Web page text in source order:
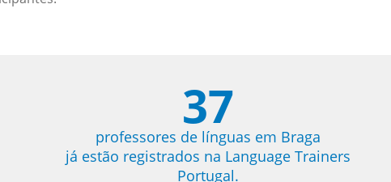
37
professores de línguas em Braga
já estão registrados na Language Trainers
Portugal.